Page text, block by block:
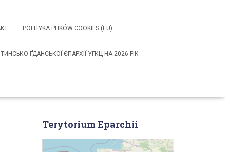
POLITYKA PLIKÓW COOKIES (EU)
ҐДАНСЬКОЇ ЄПАРХІЇ УГКЦ НА 2026 РІК
Terytorium Eparchii